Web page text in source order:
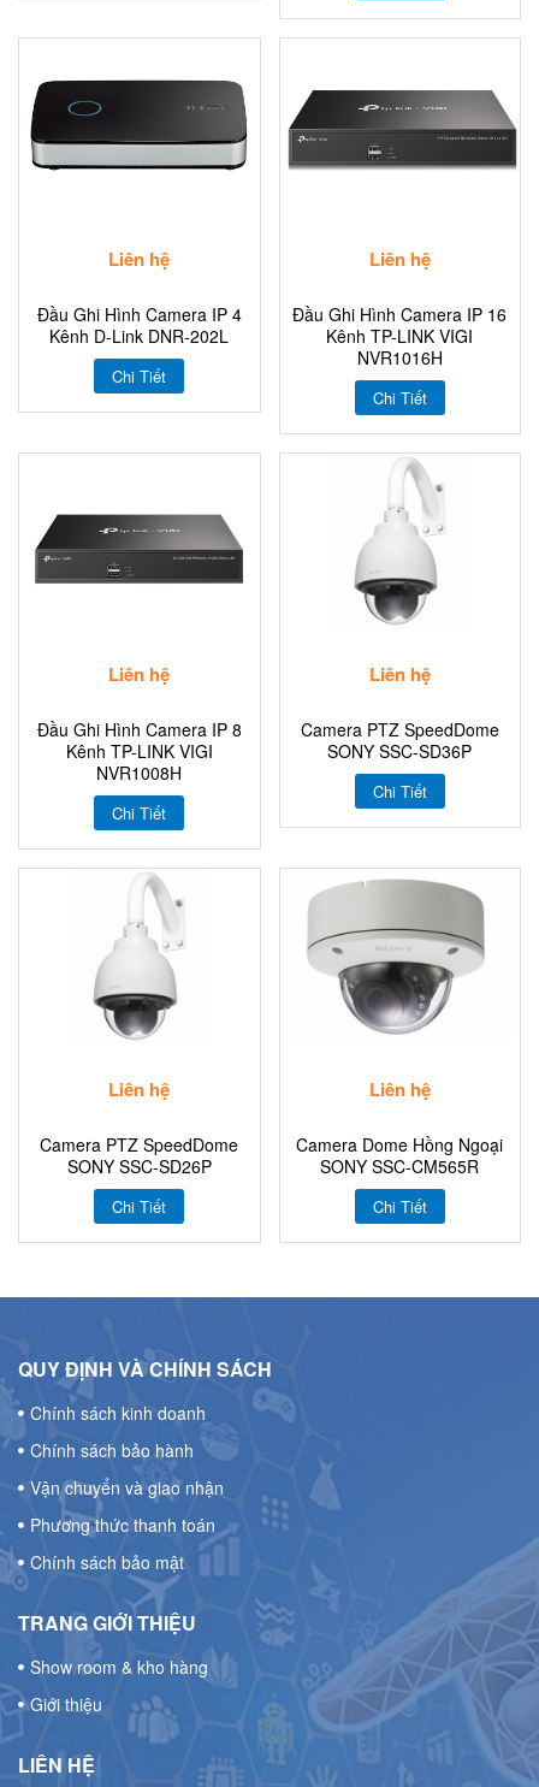
Liên hệ
Đầu Ghi Hình Camera IP 4
Kênh D-Link DNR-202L
Chi Tiết
Liên hệ
Đầu Ghi Hình Camera IP 16
Kênh TP-LINK VIGI
NVR1016H
Chi Tiết
Liên hệ
Đầu Ghi Hình Camera IP 8
Kênh TP-LINK VIGI
NVR1008H
Chi Tiết
Liên hệ
Camera PTZ SpeedDome
SONY SSC-SD36P
Chi Tiết
Liên hệ
Camera PTZ SpeedDome
SONY SSC-SD26P
Chi Tiết
Liên hệ
Camera Dome Hồng Ngoại
SONY SSC-CM565R
Chi Tiết
QUY ĐỊNH VÀ CHÍNH SÁCH
Chính sách kinh doanh
Chính sách bảo hành
Vận chuyển và giao nhận
Phương thức thanh toán
Chính sách bảo mật
TRANG GIỚI THIỆU
Show room & kho hàng
Giới thiệu
LIÊN HỆ